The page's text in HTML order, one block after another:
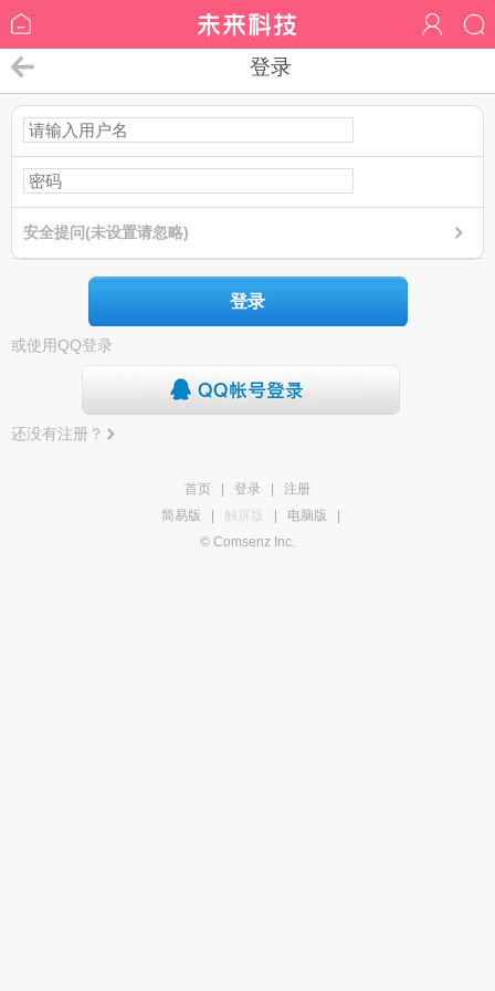
登录
安全提问(未设置请忽略)
登录
或使用QQ登录
还没有注册？
首页 登录
注册
简易版
触屏版 电脑版
© Comsenz Inc.